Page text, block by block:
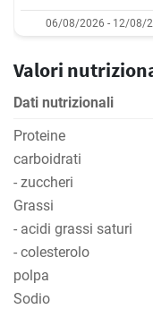
06/08/2026 - 12/08/
Valori
Dati nutrizionali
Proteine
carboidrati
- zuccheri
Grassi
- acidi grassi saturi
- colesterolo
polpa
Sodio